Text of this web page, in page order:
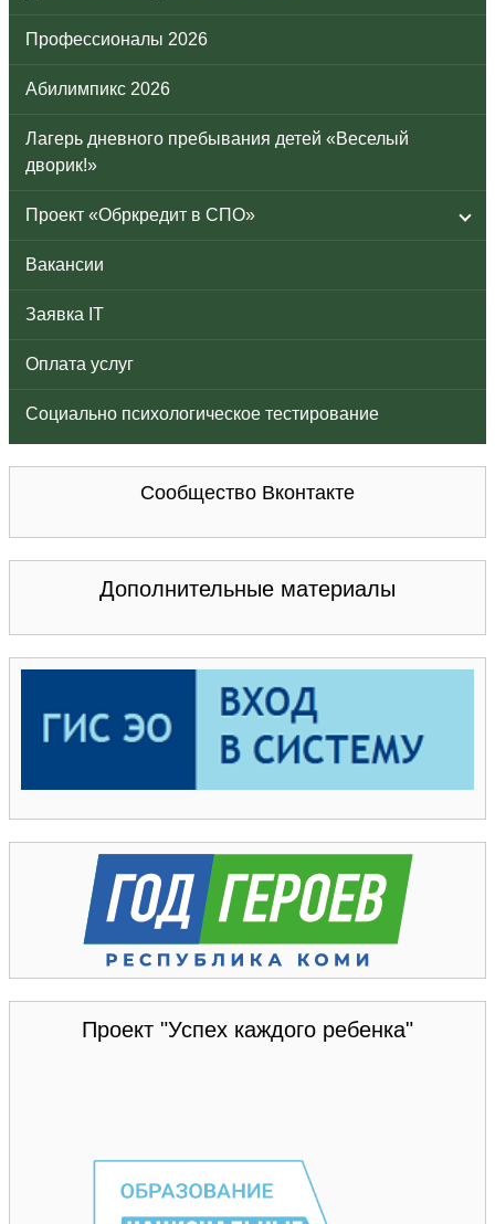
Профессионалы 2026
Абилимпикс 2026
Лагерь дневного пребывания детей «Веселый
дворик!»
Проект «Обркредит в СПО»
Вакансии
Заявка IT
Оплата услуг
Социально психологическое тестирование
Сообщество Вконтакте
Дополнительные материалы
Проект "Успех каждого ребенка"